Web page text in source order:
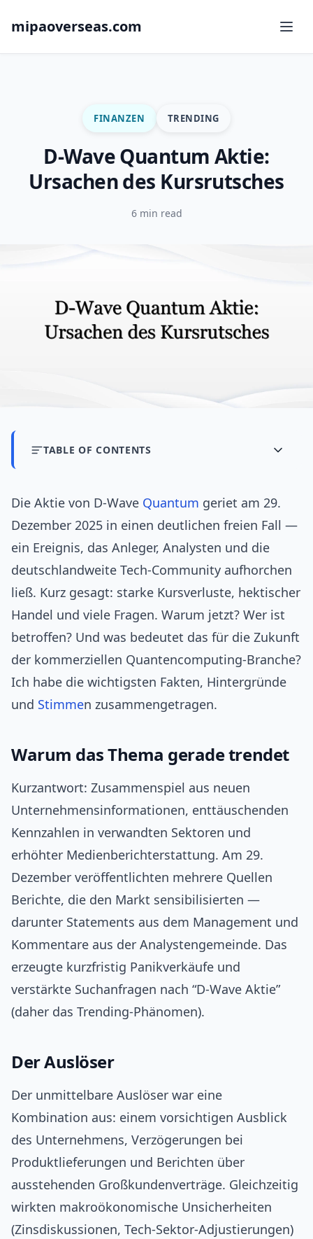
mipaoverseas.com
FINANZEN TRENDING
D-Wave Quantum Aktie:
Ursachen des Kursrutsches
6 min read
TABLE OF CONTENTS
Die Aktie von D-Wave Quantum geriet am 29.
Dezember 2025 in einen deutlichen freien Fall —
ein Ereignis, das Anleger, Analysten und die
deutschlandweite Tech-Community aufhorchen
ließ. Kurz gesagt: starke Kursverluste, hektischer
Handel und viele Fragen. Warum jetzt? Wer ist
betroffen? Und was bedeutet das für die Zukunft
der kommerziellen Quantencomputing-Branche?
Ich habe die wichtigsten Fakten, Hintergründe
und Stimmen zusammengetragen.
Warum das Thema gerade trendet
Kurzantwort: Zusammenspiel aus neuen
Unternehmensinformationen, enttäuschenden
Kennzahlen in verwandten Sektoren und
erhöhter Medienberichterstattung. Am 29.
Dezember veröffentlichten mehrere Quellen
Berichte, die den Markt sensibilisierten —
darunter Statements aus dem Management und
Kommentare aus der Analystengemeinde. Das
erzeugte kurzfristig Panikverkäufe und
verstärkte Suchanfragen nach “D-Wave Aktie”
(daher das Trending-Phänomen).
Der Auslöser
Der unmittelbare Auslöser war eine
Kombination aus: einem vorsichtigen Ausblick
des Unternehmens, Verzögerungen bei
Produktlieferungen und Berichten über
ausstehenden Großkundenverträge. Gleichzeitig
wirkten makroökonomische Unsicherheiten
(Zinsdiskussionen, Tech-Sektor-Adjustierungen)